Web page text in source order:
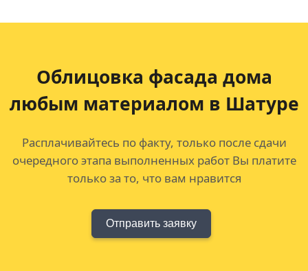
Облицовка фасада дома
любым материалом в Шатуре
Расплачивайтесь по факту, только после сдачи
очередного этапа выполненных работ Вы платите
только за то, что вам нравится
Отправить заявку